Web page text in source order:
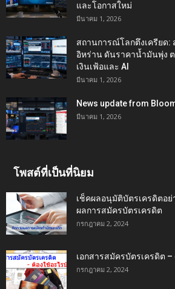
และโอกาสใหม่
มีนาคม 1, 2026
สถานการณ์โลกตึงเครียด:
อิหร่าน ดันราคาน้ำมันพุ่ง
เงินเฟ้อและ AI
มีนาคม 1, 2026
News update from
มีนาคม 1, 2026
โพสต์ที่เป็นที่นิยม
เช็คผลอนุมัติบัตรเครดิตอย่
ผลการสมัครบัตรเครดิต
กรกฎาคม 2, 2024
เอกสารสมัครบัตรเครดิต –
กรกฎาคม 2, 2024